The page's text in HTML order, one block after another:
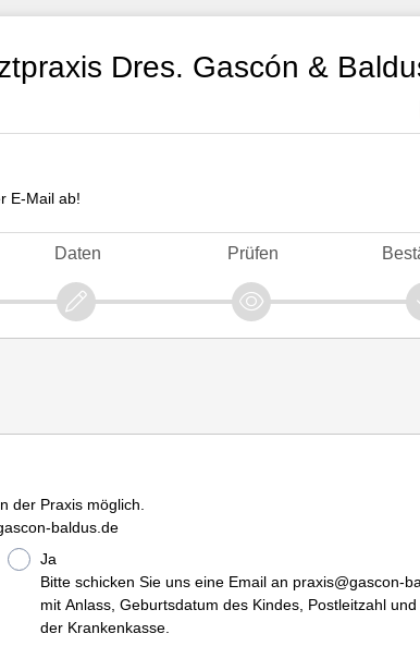
Dres. Gascón &
E-Mail ab!
Daten Prüfen
der Praxis möglich.
baldus.de
Ja
Bitte schicken Sie uns eine Email an praxis@gascon-
mit Anlass, Geburtsdatum des Kindes, Postleitzahl und
der Krankenkasse.